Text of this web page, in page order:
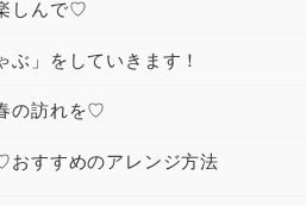
しんで♡
ぶ」をしていきます！
の訪れを♡
おすすめのアレンジ方法